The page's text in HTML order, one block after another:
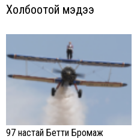
Холбоотой мэдээ
97 настай Бетти Бромаж